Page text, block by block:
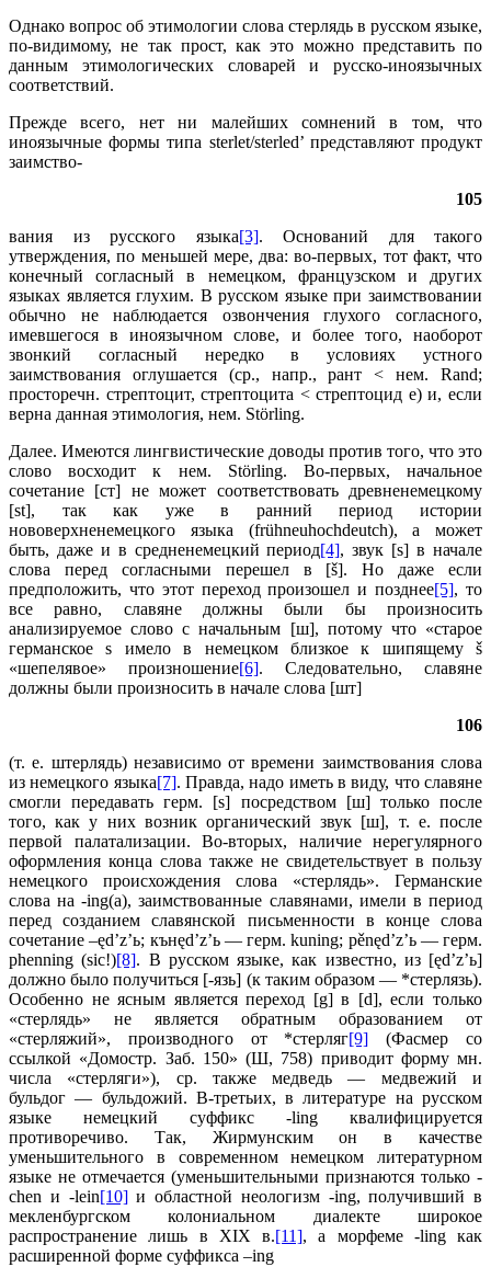
Однако вопрос об этимологии слова стерлядь в русском языке,
по-видимому, не так прост, как это можно представить по
данным этимологических словарей и русско-иноязычных
соответствий.
Прежде всего, нет ни малейших сомнений в том, что
иноязычные формы типа sterlet/sterled’ представляют продукт
заимство-
105
вания из русского языка[3]. Оснований для такого
утверждения, по меньшей мере, два: во-первых, тот факт, что
конечный согласный в немецком, французском и других
языках является глухим. В русском языке при заимствовании
обычно не наблюдается озвончения глухого согласного,
имевшегося в иноязычном слове, и более того, наоборот
звонкий согласный нередко в условиях устного
заимствования оглушается (ср., напр., рант < нем. Rand;
просторечн. стрептоцит, стрептоцита < стрептоцид е) и, если
верна данная этимология, нем. Störling.
Далее. Имеются лингвистические доводы против того, что это
слово восходит к нем. Störling. Во-первых, начальное
сочетание [ст] не может соответствовать древненемецкому
[st], так как уже в ранний период истории
нововерхненемецкого языка (frühneuhochdeutch), а может
быть, даже и в средненемецкий период[4], звук [s] в начале
слова перед согласными перешел в [š]. Но даже если
предположить, что этот переход произошел и позднее[5], то
все равно, славяне должны были бы произносить
анализируемое слово с начальным [ш], потому что «старое
германское s имело в немецком близкое к шипящему š
«шепелявое» произношение[6]. Следовательно, славяне
должны были произносить в начале слова [шт]
106
(т. е. штерлядь) независимо от времени заимствования слова
из немецкого языка[7]. Правда, надо иметь в виду, что славяне
смогли передавать герм. [s] посредством [ш] только после
того, как у них возник органический звук [ш], т. е. после
первой палатализации. Во-вторых, наличие нерегулярного
оформления конца слова также не свидетельствует в пользу
немецкого происхождения слова «стерлядь». Германские
слова на -ing(a), заимствованные славянами, имели в период
перед созданием славянской письменности в конце слова
сочетание –ęd’z’ь; кънęd’z’ь — герм. kuning; pěnęd’z’ь — герм.
phenning (sic!)[8]. В русском языке, как известно, из [ęd’z’ь]
должно было получиться [-язь] (к таким образом — *стерлязь).
Особенно не ясным является переход [g] в [d], если только
«стерлядь» не является обратным образованием от
«стерляжий», производного от *стерляг[9] (Фасмер со
ссылкой «Домостр. Заб. 150» (Ш, 758) приводит форму мн.
числа «стерляги»), ср. также медведь — медвежий и
бульдог — бульдожий. В-третьих, в литературе на русском
языке немецкий суффикс -ling квалифицируется
противоречиво. Так, Жирмунским он в качестве
уменьшительного в современном немецком литературном
языке не отмечается (уменьшительными признаются только -
chen и -lein[10]и областной неологизм -ing, получивший в
мекленбургском колониальном диалекте широкое
распространение лишь в XIX в.[11], а морфеме -ling как
расширенной форме суффикса –ing